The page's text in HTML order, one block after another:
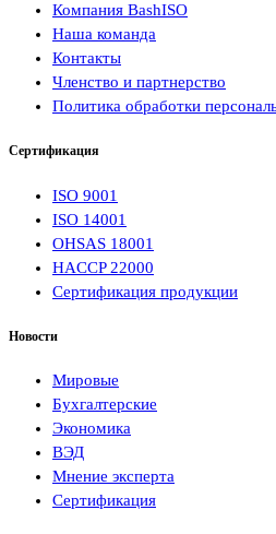
Компания BashISO
Наша команда
Контакты
Членство и партнерство
Политика обработки
Сертификация
ISO 9001
ISO 14001
OHSAS 18001
HACCP 22000
Сертификация продукции
Новости
Мировые
Бухгалтерские
Экономика
ВЭД
Мнение эксперта
Сертификация